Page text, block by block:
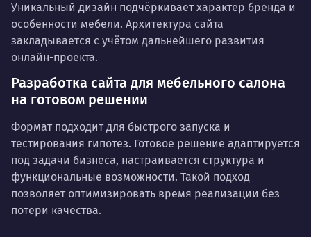
Уникальный дизайн подчёркивает характер бренда и
особенности мебели. Архитектура сайта
закладывается с учётом дальнейшего развития
онлайн-проекта.
Разработка сайта для мебельного салона
на готовом решении
Формат подходит для быстрого запуска и
тестирования гипотез. Готовое решение адаптируется
под задачи бизнеса, настраивается структура и
функциональные возможности. Такой подход
позволяет оптимизировать время реализации без
потери качества.